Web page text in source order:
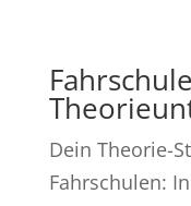
Dein Theorie-
Fahrschulen: